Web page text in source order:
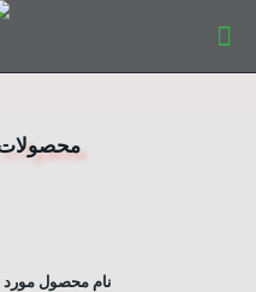
نام محصول مورد